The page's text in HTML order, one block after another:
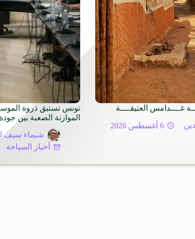
غــــدامس العتيقــــة
6 أغسطس 2026
تونس تستبق ذروة
الموازنة الصعبة بين
شيماء سيف
أخبار السياحة